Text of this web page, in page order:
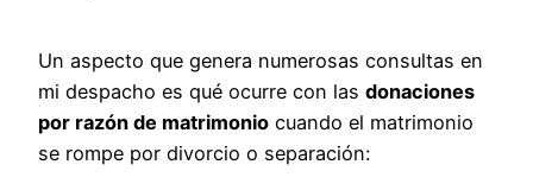
Un aspecto que genera numerosas consultas en
mi despacho es qué ocurre con las donaciones
por razón de matrimonio cuando el matrimonio
se rompe por divorcio o separación: